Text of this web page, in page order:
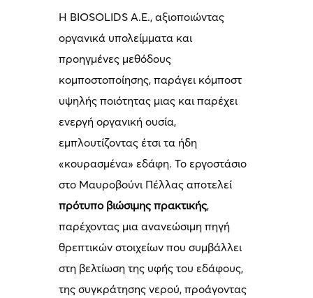
Η BIOSOLIDS Α.Ε., αξιοποιώντας
οργανικά υπολείμματα και
προηγμένες μεθόδους
κομποστοποίησης, παράγει κόμποστ
υψηλής ποιότητας μιας και παρέχει
ενεργή οργανική ουσία,
εμπλουτίζοντας έτσι τα ήδη
«κουρασμένα» εδάφη. Το εργοστάσιο
στο Μαυροβούνι Πέλλας αποτελεί
πρότυπο βιώσιμης πρακτικής,
παρέχοντας μια ανανεώσιμη πηγή
θρεπτικών στοιχείων που συμβάλλει
στη βελτίωση της υφής του εδάφους,
της συγκράτησης νερού, προάγοντας